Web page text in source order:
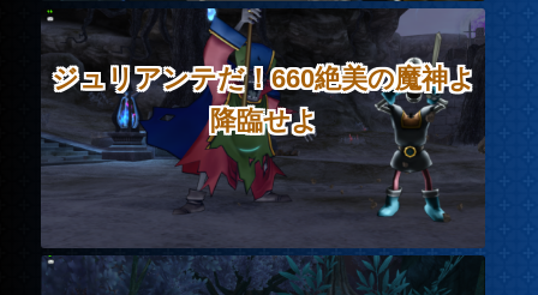
ジュリアンテだ！660絶美の魔神よ
降臨せよ